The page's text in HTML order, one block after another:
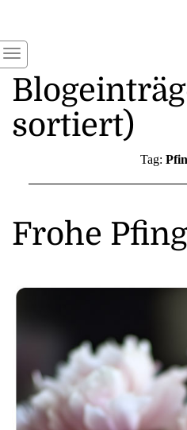
sortiert)
Tag:
Frohe